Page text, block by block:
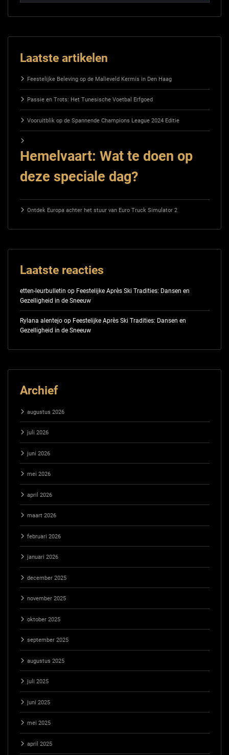
Laatste artikelen
Feestelijke Beleving op de Malieveld Kermis in Den Haag
Passie en Trots: Het Tunesische Voetbal Erfgoed
Vooruitblik op de Spannende Champions League 2024 Editie
Hemelvaart: Wat te doen op
deze speciale dag?
Ontdek Europa achter het stuur van Euro Truck Simulator 2
Laatste reacties
etten-leurbulletin op Feestelijke Après Ski Tradities: Dansen en
Gezelligheid in de Sneeuw
Rylana alentejoop Feestelijke Après Ski Tradities: Dansen en
Gezelligheid in de Sneeuw
Archief
augustus 2026
juli 2026
juni 2026
mei 2026
april 2026
maart 2026
februari 2026
januari 2026
december 2025
november 2025
oktober 2025
september 2025
augustus 2025
juli 2025
juni 2025
mei 2025
april 2025